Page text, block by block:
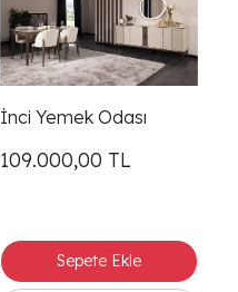
İnci Yemek Odası
109.000,00 TL